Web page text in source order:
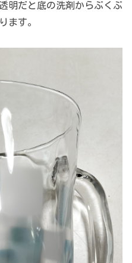
明だと底の洗剤からぶくぶ
ます。